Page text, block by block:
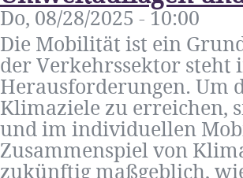
Do, 08/28/2025 - 10:00
Die Mobilität ist ein
der Verkehrssektor steht
Herausforderungen. Um
Klimaziele zu erreichen,
und im individuellen
Zusammenspiel von
zukünftig maßgeblich,